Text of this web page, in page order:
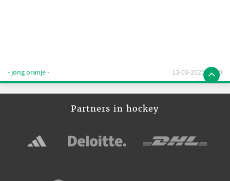
- jong oranje - 13-03-2025 13:00
Partners in hockey